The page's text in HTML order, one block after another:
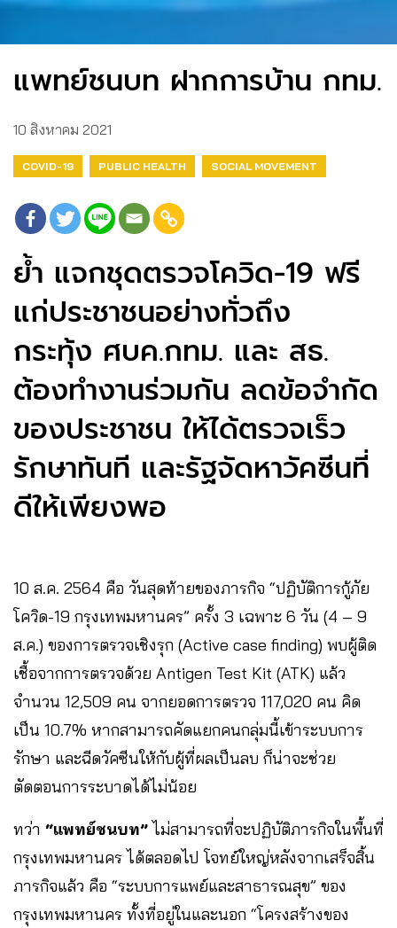
แพทย์ชนบท ฝากการบ้าน กทม.
10 สิงหาคม 2021
COVID-19 PUBLIC HEALTH SOCIAL MOVEMENT
ย้ำ แจกชุดตรวจโควิด-19 ฟรี
แก่ประชาชนอย่างทั่วถึง
กระทุ้ง ศบค.กทม. และ สธ.
ต้องทำงานร่วมกัน ลดข้อจำกัด
ของประชาชน ให้ได้ตรวจเร็ว
รักษาทันที และรัฐจัดหาวัคซีนที่
ดีให้เพียงพอ
10 ส.ค. 2564 คือ วันสุดท้ายของภารกิจ “ปฏิบัติการกู้ภัย
โควิด-19 กรุงเทพมหานคร” ครั้ง 3 เฉพาะ 6 วัน (4 – 9
ส.ค.) ของการตรวจเชิงรุก (Active case finding) พบผู้ติด
เชื้อจากการตรวจด้วย Antigen Test Kit (ATK) แล้ว
จำนวน 12,509 คน จากยอดการตรวจ 117,020 คน คิด
เป็น 10.7% หากสามารถคัดแยกคนกลุ่มนี้เข้าระบบการ
รักษา และฉีดวัคซีนให้กับผู้ที่ผลเป็นลบ ก็น่าจะช่วย
ตัดตอนการระบาดได้ไม่น้อย
ทว่า “แพทย์ชนบท” ไม่สามารถที่จะปฏิบัติภารกิจในพื้นที่
กรุงเทพมหานคร ได้ตลอดไป โจทย์ใหญ่หลังจากเสร็จสิ้น
ภารกิจแล้ว คือ “ระบบการแพย์และสาธารณสุข” ของ
กรุงเทพมหานคร ทั้งที่อยู่ในและนอก “โครงสร้างของ